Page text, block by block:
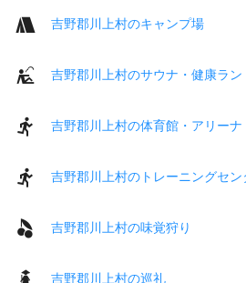
吉野郡川上村のキャンプ場
吉野郡川上村のサウナ・健康ラン
吉野郡川上村の体育館・アリーナ
吉野郡川上村のトレーニングセン
吉野郡川上村の味覚狩り
吉野郡川上村の巡礼